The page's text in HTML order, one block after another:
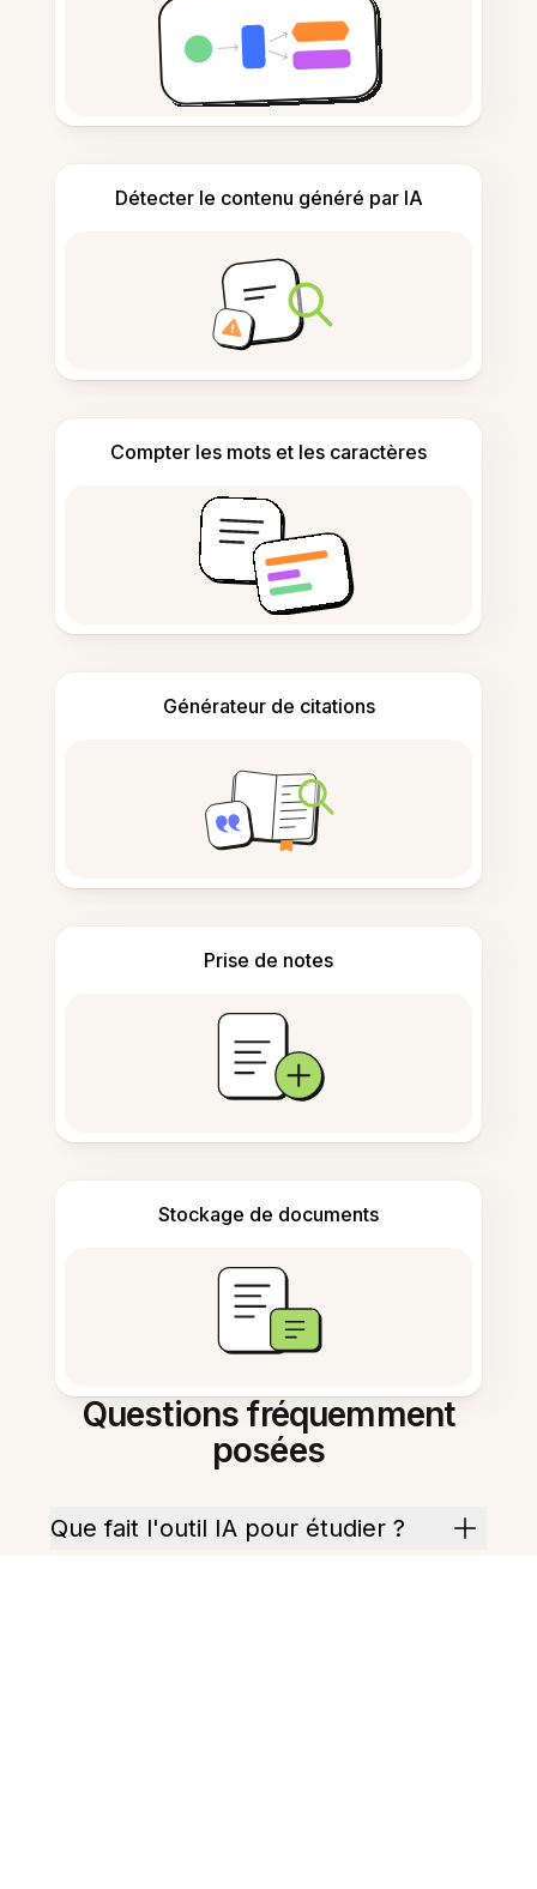
Détecter le contenu généré par IA
Compter les mots et les caractères
Générateur de citations
Prise de notes
Stockage de documents
Questions fréquemment
posées
Que fait l'outil IA pour étudier ?